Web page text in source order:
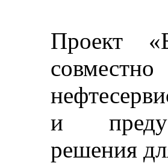
Проект
и
решения